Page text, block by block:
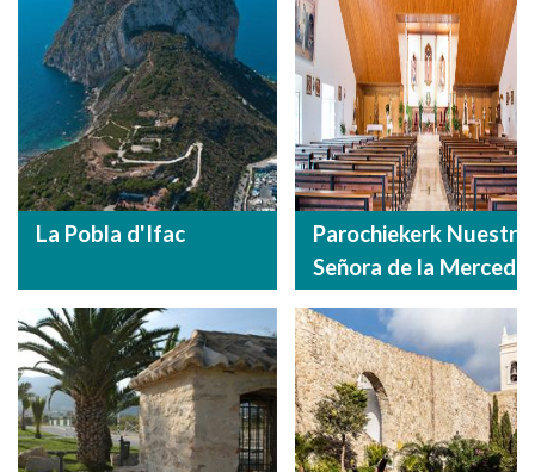
La Pobla d'Ifac
Parochiekerk Nuestra
Señora de la Merced